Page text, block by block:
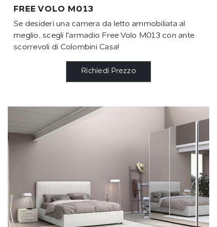
FREE VOLO M013
Se desideri una camera da letto ammobiliata al
meglio, scegli l'armadio Free Volo M013 con ante
scorrevoli di Colombini Casa!
Richiedi Prezzo